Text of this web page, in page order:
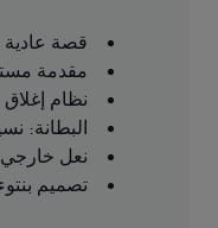
قصة عادية
مقدمة
نظام
البطانة:
نعل
تصميم